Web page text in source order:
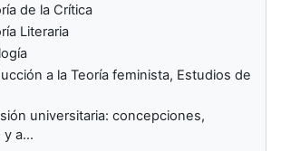
de la Crítica
Literaria
a la Teoría feminista, Estudios de
universitaria: concepciones,
a...